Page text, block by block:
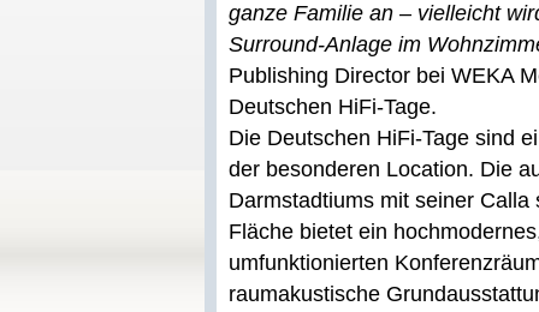
ganze Familie an – vielleicht
Surround-Anlage im
Publishing Director bei WEKA
Deutschen HiFi-Tage.
Die Deutschen HiFi-Tage sind
der besonderen Location. Die
Darmstadtiums mit seiner
Fläche bietet ein
umfunktionierten
raumakustische